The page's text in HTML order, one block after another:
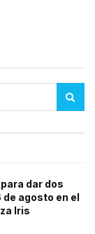
dar dos
agosto en el
Iris